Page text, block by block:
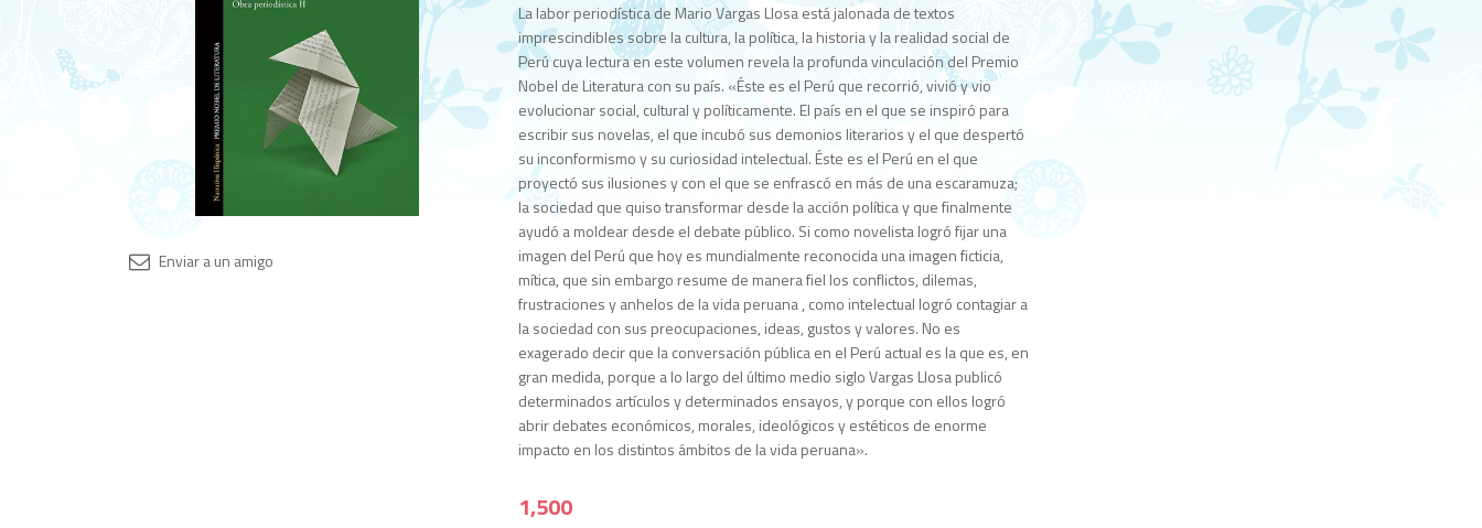
La labor periodística de Mario Vargas Llosa está jalonada de textos
imprescindibles sobre la cultura, la política, la historia y la realidad social de
Perú cuya lectura en este volumen revela la profunda vinculación del Premio
Nobel de Literatura con su país. «Éste es el Perú que recorrió, vivió y vio
evolucionar social, cultural y políticamente. El país en el que se inspiró para
escribir sus novelas, el que incubó sus demonios literarios y el que despertó
su inconformismo y su curiosidad intelectual. Éste es el Perú en el que
proyectó sus ilusiones y con el que se enfrascó en más de una escaramuza;
la sociedad que quiso transformar desde la acción política y que finalmente
ayudó a moldear desde el debate público. Si como novelista logró fijar una
imagen del Perú que hoy es mundialmente reconocida una imagen ficticia,
mítica, que sin embargo resume de manera fiel los conflictos, dilemas,
frustraciones y anhelos de la vida peruana , como intelectual logró contagiar a
la sociedad con sus preocupaciones, ideas, gustos y valores. No es
exagerado decir que la conversación pública en el Perú actual es la que es, en
gran medida, porque a lo largo del último medio siglo Vargas Llosa publicó
determinados artículos y determinados ensayos, y porque con ellos logró
abrir debates económicos, morales, ideológicos y estéticos de enorme
impacto en los distintos ámbitos de la vida peruana».
1,500